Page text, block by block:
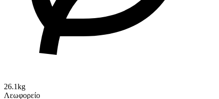
26.1kg
Λεωφορείο